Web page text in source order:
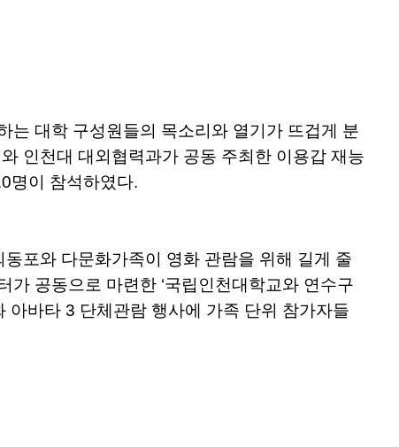
는 대학 구성원들의 목소리와 열기가 뜨겁게 분
인천대 대외협력과가 공동 주최한 이용갑 재능
명이 참석하였다.
포와 다문화가족이 영화 관람을 위해 길게 줄
공동으로 마련한 ‘국립인천대학교와 연수구
아바타 3 단체관람 행사에 가족 단위 참가자들